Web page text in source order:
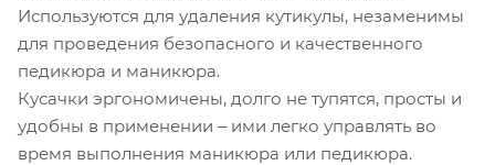
Используются для удаления кутикулы, незаменимы
для проведения безопасного и качественного
педикюра и маникюра.
Кусачки эргономичены, долго не тупятся, просты и
удобны в применении ‒ ими легко управлять во
время выполнения маникюра или педикюра.